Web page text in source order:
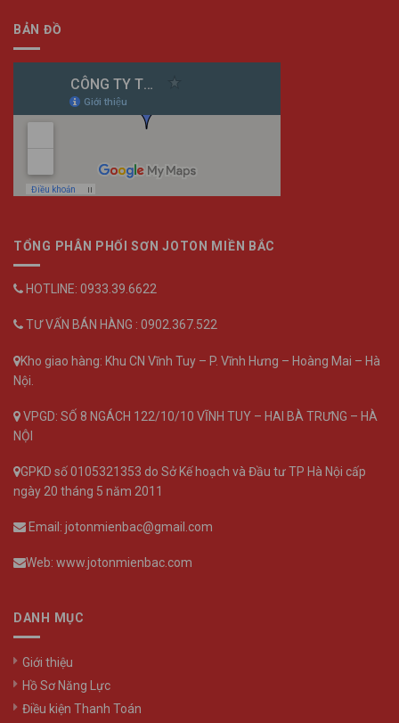
BẢN ĐỒ
TỔNG PHÂN PHỐI SƠN JOTON MIỀN BẮC
HOTLINE: 0933.39.6622
TƯ VẤN BÁN HÀNG : 0902.367.522
Kho giao hàng: Khu CN Vĩnh Tuy – P. Vĩnh Hưng – Hoàng Mai – Hà
Nội.
VPGD: SỐ 8 NGÁCH 122/10/10 VĨNH TUY – HAI BÀ TRƯNG – HÀ
NỘI
GPKD số 0105321353 do Sở Kế hoạch và Đầu tư TP Hà Nội cấp
ngày 20 tháng 5 năm 2011
Email: jotonmienbac@gmail.com
Web: www.jotonmienbac.com
DANH MỤC
Giới thiệu
Hồ Sơ Năng Lực
Điều kiện Thanh Toán